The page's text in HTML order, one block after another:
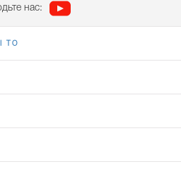
нас:
ТО